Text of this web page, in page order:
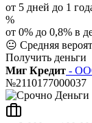
от 5 дней до 1
%
от 0% до 0,8% в
😐 Средняя
Получить деньги
Миг Кредит -
№2110177000037